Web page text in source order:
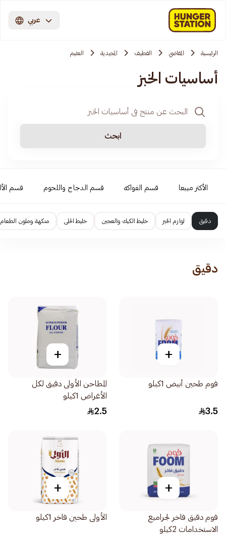
عربي
الرئيسية المقاضي القطيف المجيدية العثيم
أساسيات الخبز
ابحث
الأكثر مبيعا قسم الفواكه قسم الدجاج واللحوم قسم
دقيق لوازم الخبز خليط الكيك والعجين خليط الحلى منكهة وملون الطعام
دقيق
+
فوم طحين أبيض 1كيلو
3.5
+
المطاحن الأولى دقيق لكل
الأغراض 1كيلو
2.5
+
فوم دقيق فاخر لجراميع
الاستخدامات 2كيلو
+
الأولى طحين فاخر 1كيلو